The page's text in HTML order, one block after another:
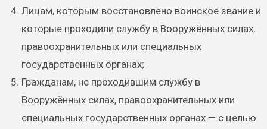
Лицам, которым восстановлено воинское звание и
которые проходили службу в Вооружённых силах,
правоохранительных или специальных
государственных органах;
Гражданам, не проходившим службу в
Вооружённых силах, правоохранительных или
специальных государственных органах — с целью